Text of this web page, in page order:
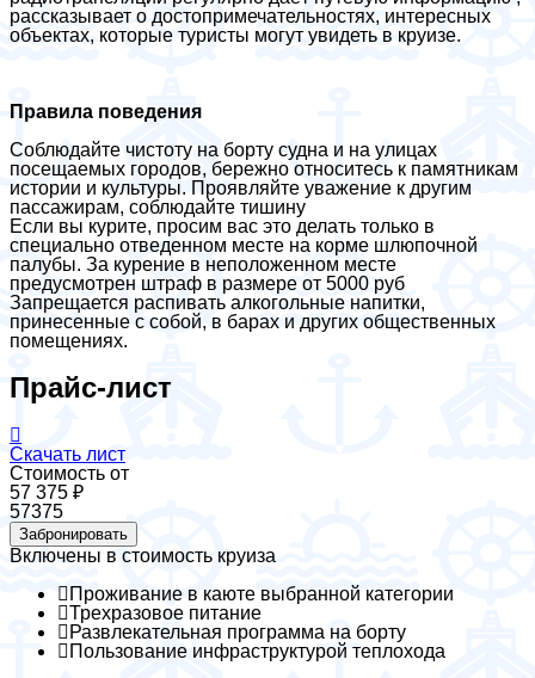
рассказывает о достопримечательностях, интересных
объектах, которые туристы могут увидеть в круизе.
Правила поведения
Соблюдайте чистоту на борту судна и на улицах
посещаемых городов, бережно относитесь к памятникам
истории и культуры. Проявляйте уважение к другим
пассажирам, соблюдайте тишину
Если вы курите, просим вас это делать только в
специально отведенном месте на корме шлюпочной
палубы. За курение в неположенном месте
предусмотрен штраф в размере от 5000 руб
Запрещается распивать алкогольные напитки,
принесенные с собой, в барах и других общественных
помещениях.
Прайс-лист
Скачать лист
Стоимость от
57 375 ₽
57375
Забронировать
Включены в стоимость круиза
Проживание в каюте выбранной категории
Трехразовое питание
Развлекательная программа на борту
Пользование инфраструктурой теплохода